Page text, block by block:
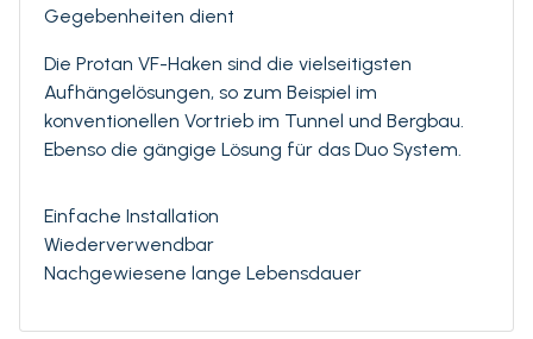
Gegebenheiten dient
Die Protan VF-Haken sind die vielseitigsten
Aufhängelösungen, so zum Beispiel im
konventionellen Vortrieb im Tunnel und Bergbau.
Ebenso die gängige Lösung für das Duo System.
Einfache Installation
Wiederverwendbar
Nachgewiesene lange Lebensdauer